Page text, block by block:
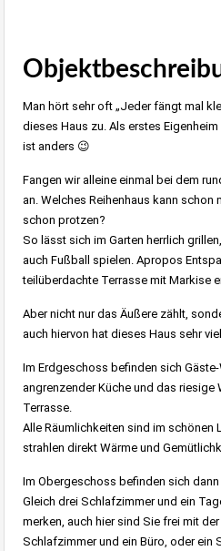
Man hört sehr oft „Jeder fängt mal
dieses Haus zu. Als erstes
ist anders 😉
Fangen wir alleine einmal bei dem
an. Welches Reihenhaus kann
schon protzen?
So lässt sich im Garten herrlich
auch Fußball spielen. Apropos
teilüberdachte Terrasse mit Markise
Aber nicht nur das Äußere zählt,
auch hiervon hat dieses Haus sehr
Im Erdgeschoss befinden sich
angrenzender Küche und das
Terrasse.
Alle Räumlichkeiten sind im schönen
strahlen direkt Wärme und
Im Obergeschoss befinden sich
Gleich drei Schlafzimmer und ein
merken, auch hier sind Sie frei mit
Schlafzimmer und ein Büro, oder ein